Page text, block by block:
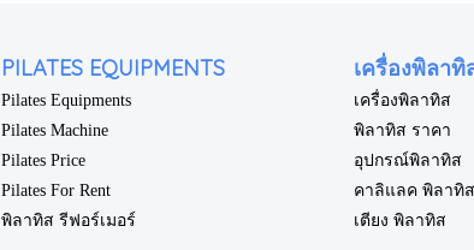
PILATES EQUIPMENTS
Pilates Equipments
Pilates Machine
Pilates Price
Pilates For Rent
พิลาทิส รีฟอร์เมอร์
เครื่องพิลาทิ
เครื่องพิลาทิส
พิลาทิส ราคา
อุปกรณ์พิลาทิส
คาลิแลค พิลาทิส
เตียง พิลาทิส